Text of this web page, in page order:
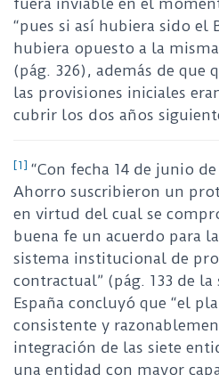
fuera inviable en el
“pues si así hubiera sido el
hubiera opuesto a la
(pág. 326), además de que
las provisiones iniciales
cubrir los dos años
[1] “Con fecha 14 de junio
Ahorro suscribieron un
en virtud del cual se
buena fe un acuerdo para
sistema institucional de
contractual” (pág. 133 de la
España concluyó que “el
consistente y
integración de las siete
una entidad con mayor